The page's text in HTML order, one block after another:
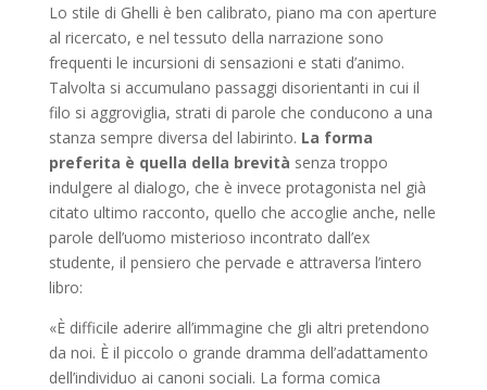
Lo stile di Ghelli è ben calibrato, piano ma con aperture
al ricercato, e nel tessuto della narrazione sono
frequenti le incursioni di sensazioni e stati d’animo.
Talvolta si accumulano passaggi disorientanti in cui il
filo si aggroviglia, strati di parole che conducono a una
stanza sempre diversa del labirinto. La forma
preferita è quella della brevità senza troppo
indulgere al dialogo, che è invece protagonista nel già
citato ultimo racconto, quello che accoglie anche, nelle
parole dell’uomo misterioso incontrato dall’ex
studente, il pensiero che pervade e attraversa l’intero
libro:
«È difficile aderire all’immagine che gli altri pretendono
da noi. È il piccolo o grande dramma dell’adattamento
dell’individuo ai canoni sociali. La forma comica